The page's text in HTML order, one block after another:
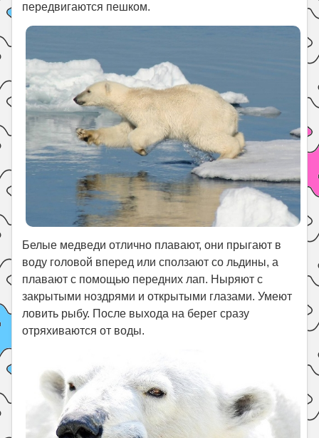
передвигаются пешком.
Белые медведи отлично плавают, они прыгают в
воду головой вперед или сползают со льдины, а
плавают с помощью передних лап. Ныряют с
закрытыми ноздрями и открытыми глазами. Умеют
ловить рыбу. После выхода на берег сразу
отряхиваются от воды.